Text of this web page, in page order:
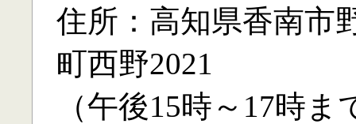
住所：高知県香南市
町西野2021
（午後15時～17時ま